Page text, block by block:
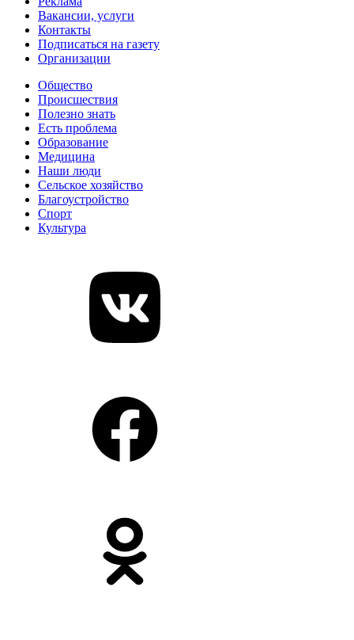
Вакансии, услуги
Контакты
Подписаться на газету
Организации
Общество
Происшествия
Полезно знать
Есть проблема
Образование
Медицина
Наши люди
Сельское хозяйство
Благоустройство
Спорт
Культура